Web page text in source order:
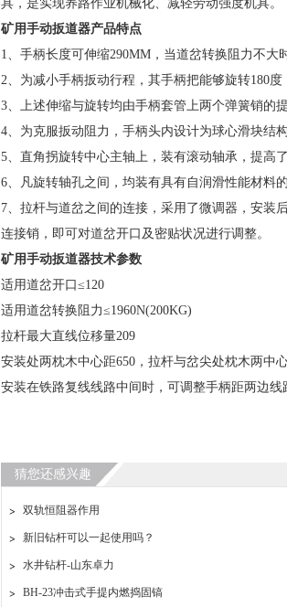
具，是实现养路作业机械化、减轻劳动强度机具。
矿用手动扳道器产品特点
1、手柄长度可伸缩290MM，当道岔转换阻力不大
2、为减小手柄扳动行程，其手柄把能够旋转180度
3、上述伸缩与旋转均由手柄套管上两个弹簧销的
4、为克服扳动阻力，手柄头内设计为球心滑块结
5、直角拐旋转中心主轴上，装有滚动轴承，提高
6、凡旋转轴孔之间，均装有具有自润滑性能材料的
7、拉杆与道岔之间的连接，采用了微调器，安装
连接销，即可对道岔开口及密贴状况进行调整。
矿用手动扳道器技术参数
适用道岔开口≤120
适用道岔转换阻力≤1960N(200KG)
拉杆最大直线位移量209
安装处两枕木中心距650，拉杆与岔尖处枕木两中
安装在铁路复线线路中间时，可调整手柄距两边线
猜您还感兴趣
双轨恒阻器作用
新旧钻杆可以一起使用吗？
水井钻杆-山东卓力
BH-23冲击式手提内燃捣固镐